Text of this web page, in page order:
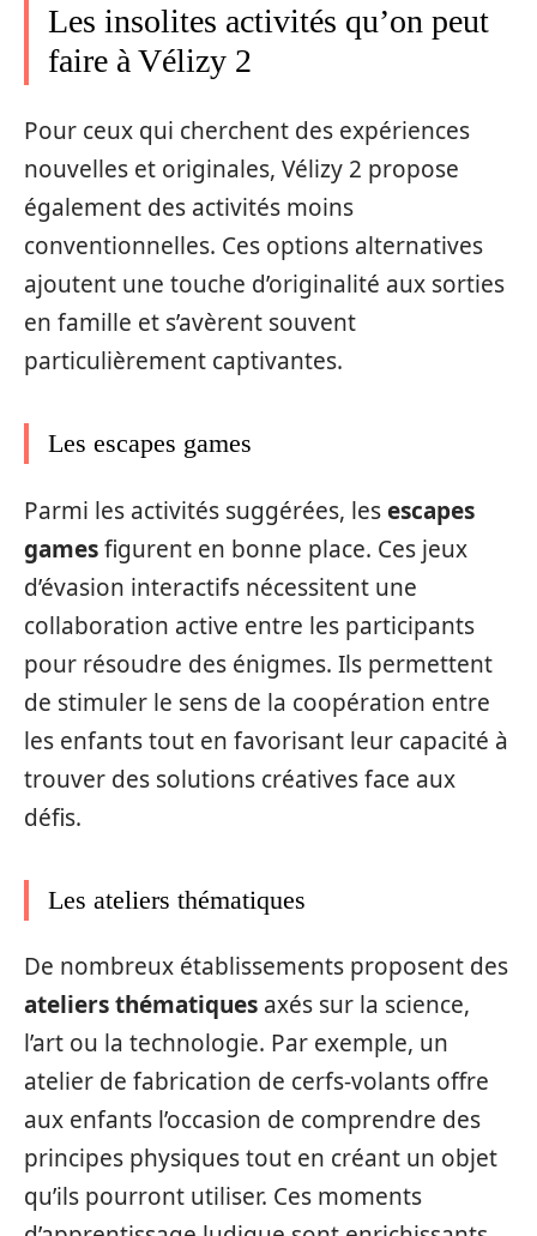
Les insolites activités qu’on peut
faire à Vélizy 2
Pour ceux qui cherchent des expériences
nouvelles et originales, Vélizy 2 propose
également des activités moins
conventionnelles. Ces options alternatives
ajoutent une touche d’originalité aux sorties
en famille et s’avèrent souvent
particulièrement captivantes.
Les escapes games
Parmi les activités suggérées, lesescapes
gamesfigurent en bonne place. Ces jeux
d’évasion interactifs nécessitent une
collaboration active entre les participants
pour résoudre des énigmes. Ils permettent
de stimuler le sens de la coopération entre
les enfants tout en favorisant leur capacité à
trouver des solutions créatives face aux
défis.
Les ateliers thématiques
De nombreux établissements proposent des
ateliers thématiques axés sur la science,
l’art ou la technologie. Par exemple, un
atelier de fabrication de cerfs-volants offre
aux enfants l’occasion de comprendre des
principes physiques tout en créant un objet
qu’ils pourront utiliser. Ces moments